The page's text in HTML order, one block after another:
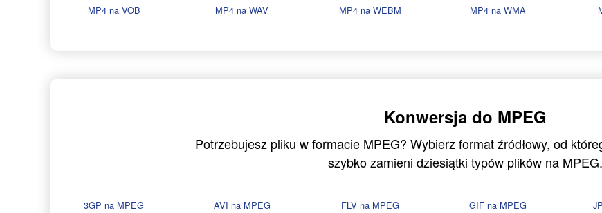
MP4 na VOB
MP4 na WAV MP4 na WEBM MP4 na WMA
Konwersja do MPEG
Potrzebujesz pliku w formacie MPEG? Wybierz format źródłowy, od
szybko zamieni dziesiątki typów plików na MPEG.
3GP na MPEG AVI na MPEG FLV na MPEG GIF na MPEG